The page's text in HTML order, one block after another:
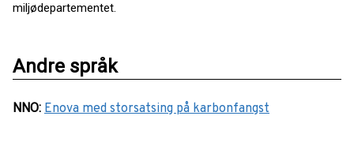
miljødepartementet.
Andre språk
NNO: Enova med storsatsing på karbonfangst